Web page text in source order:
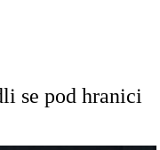
se pod hranici